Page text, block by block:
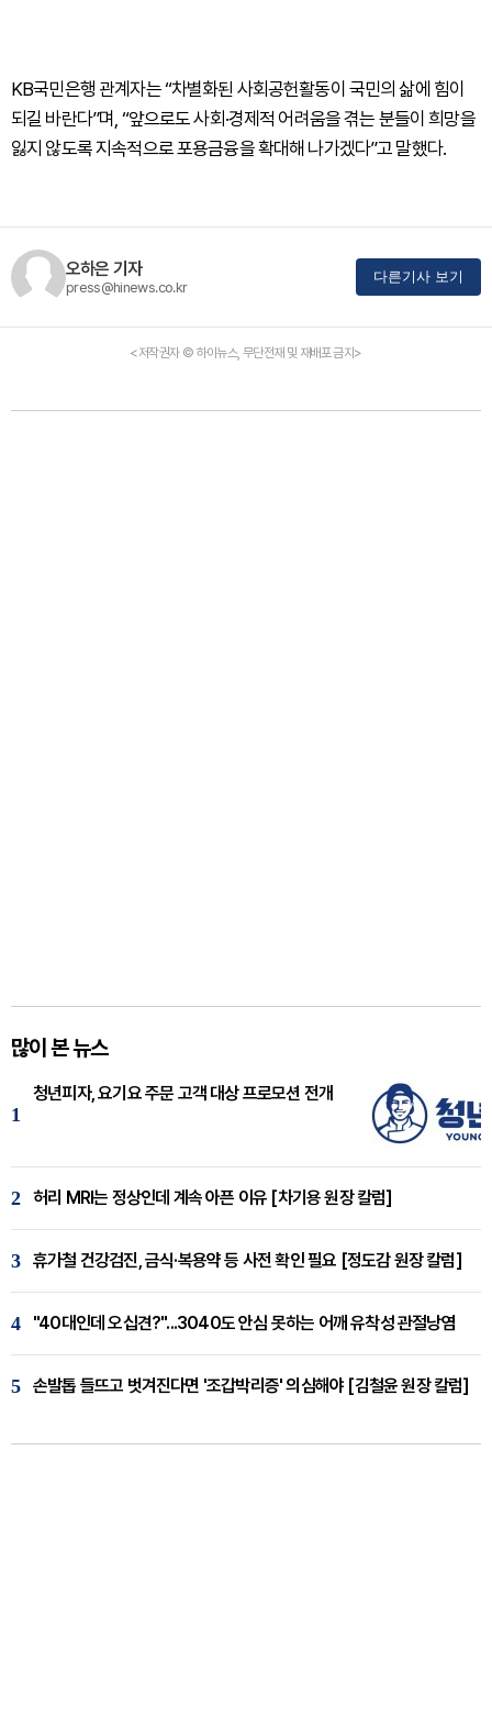
KB국민은행 관계자는 “차별화된 사회공헌활동이 국민의 삶에 힘이
되길 바란다”며, “앞으로도 사회·경제적 어려움을 겪는 분들이 희망을
잃지 않도록 지속적으로 포용금융을 확대해 나가겠다”고 말했다.
오하은 기자
press@hinews.co.kr
다른기사 보기
<저작권자 © 하이뉴스, 무단전재 및 재배포 금지>
많이 본 뉴스
1
청년피자, 요기요 주문 고객 대상 프로모션 전개
2 허리 MRI는 정상인데 계속 아픈 이유 [차기용 원장 칼럼]
3 휴가철 건강검진, 금식·복용약 등 사전 확인 필요 [정도감 원장 칼럼]
4 "40대인데 오십견?"...3040도 안심 못하는 어깨 유착성 관절낭염
5 손발톱 들뜨고 벗겨진다면 '조갑박리증' 의심해야 [김철윤 원장 칼럼]